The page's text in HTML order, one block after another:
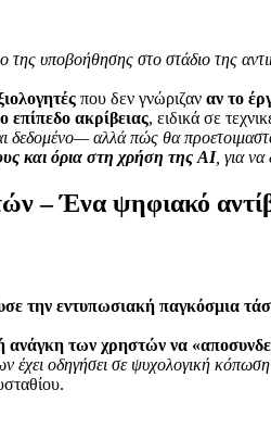
υποβοήθησης στο στάδιο της
που δεν γνώριζαν αν το
ακρίβειας, ειδικά σε
δεδομένο— αλλά πώς θα
και όρια στη χρήση της AI, για να
– Ένα ψηφιακό
την εντυπωσιακή παγκόσμια
ανάγκη των χρηστών να
οδηγήσει σε ψυχολογική